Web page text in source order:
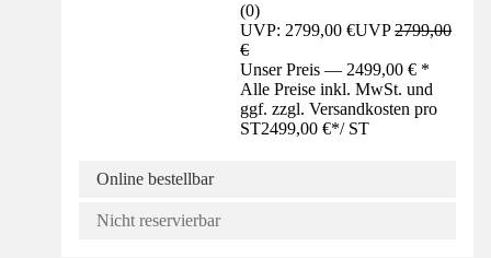
(0)
UVP: 2799,00 €UVP2799,00
€
Unser Preis — 2499,00 € *
Alle Preise inkl. MwSt. und
ggf. zzgl. Versandkosten pro
ST2499,00 €*/ ST
Online bestellbar
Nicht reservierbar